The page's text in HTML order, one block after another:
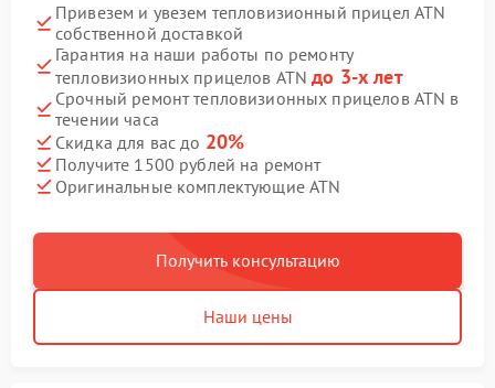
Привезем и увезем тепловизионный прицел ATN
собственной доставкой
Гарантия на наши работы по ремонту
тепловизионных прицелов ATNдо 3-х лет
Срочный ремонт тепловизионных прицелов ATN в
течении часа
Скидка для вас до 20%
Получите 1500 рублей на ремонт
Оригинальные комплектующие ATN
Получить консультацию
Наши цены